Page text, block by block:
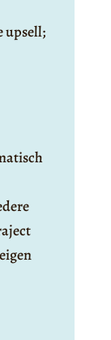
upsell;